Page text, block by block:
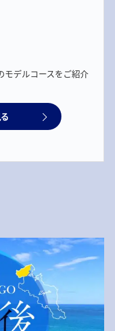
モデルコースをご紹介